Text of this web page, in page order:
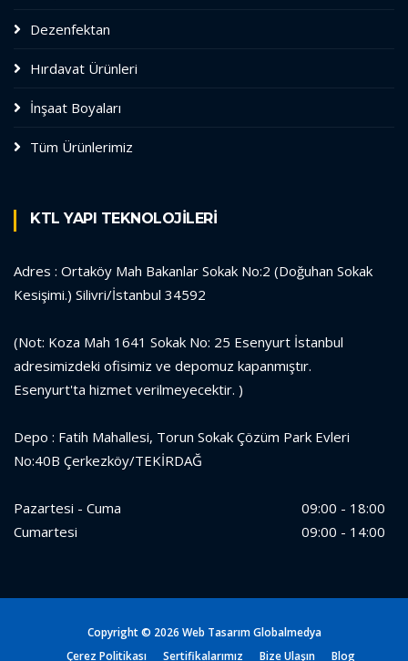
Dezenfektan
Hırdavat Ürünleri
İnşaat Boyaları
Tüm Ürünlerimiz
KTL YAPI TEKNOLOJİLERİ
Adres : Ortaköy Mah Bakanlar Sokak No:2 (Doğuhan Sokak
Kesişimi.) Silivri/İstanbul 34592
(Not: Koza Mah 1641 Sokak No: 25 Esenyurt İstanbul
adresimizdeki ofisimiz ve depomuz kapanmıştır.
Esenyurt'ta hizmet verilmeyecektir. )
Depo : Fatih Mahallesi, Torun Sokak Çözüm Park Evleri
No:40B Çerkezköy/TEKİRDAĞ
Pazartesi - Cuma
09:00 - 18:00
Cumartesi
09:00 - 14:00
Copyright © 2026 Web TasarımGlobalmedya
Çerez Politikası
Sertifikalarımız Bize Ulaşın Blog